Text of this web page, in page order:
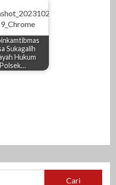
Sukagalih
Hukum
Polsek…